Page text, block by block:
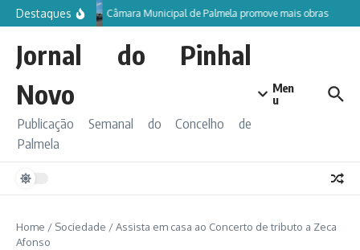
Ir para o conteúdo
Destaques Câmara Municipal de Palmela promove mais obras
Jornal do Pinhal
Novo
Publicação Semanal do Concelho de
Palmela
Men
u
Home / Sociedade /Assista em casa ao Concerto de tributo a Zeca
Afonso